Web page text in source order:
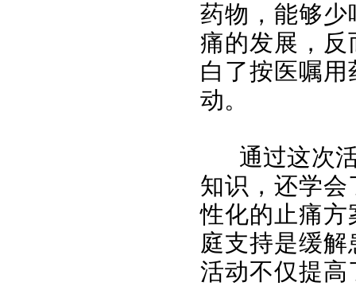
药物，能够
痛的发展，
白了按医嘱
动。
通过这次
知识，还学
性化的止痛
庭支持是缓
活动不仅提